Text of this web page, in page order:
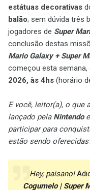
estátuas decorativas
balão; sem dúvida três
jogadores de Super
conclusão destas
Mario Galaxy + Super
começou esta semana,
2026, às 4hs (horário
E você, leitor(a), o que
lançado pela Nintendo
participar para
estão sendo
Hey, paisano!
Cogumelo | Super